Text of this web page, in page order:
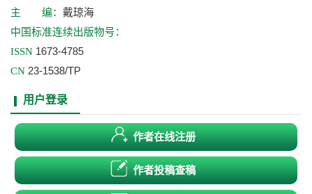
主 编： 戴琼海
中国标准连续出版物号：
ISSN 1673-4785
CN 23-1538/TP
用户登录
作者在线注册
作者投稿查稿